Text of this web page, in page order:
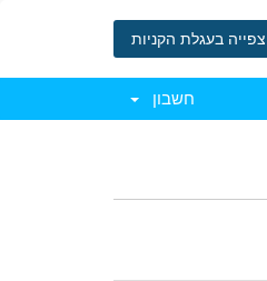
צפייה בעגלת הקניות
חשבון